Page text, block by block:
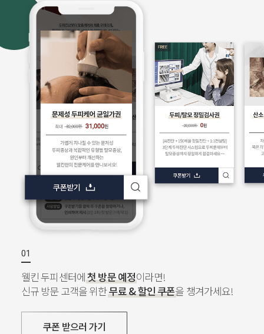
웰킨 두피센터에첫 방문 예정이라면!
신규 방문 고객을 위한무료 & 할인 쿠폰을 챙겨가세요!
쿠폰 받으러 가기
개인정보 수집 및 이용 동의(필수)
취소
첨부파일
개인정보 수집 및 이용 동의 (필수) 전체보기
취소 확인